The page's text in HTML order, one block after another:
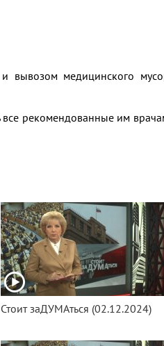
вывозом медицинского
все рекомендованные им
Стоит заДУМАться (02.12.2024)